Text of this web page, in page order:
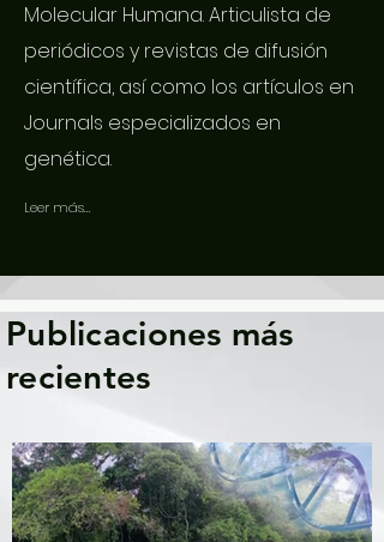
Molecular Humana. Articulista de
periódicos y revistas de difusión
científica, así como los artículos en
Journals especializados en
genética.
Leer más...
Publicaciones más
recientes